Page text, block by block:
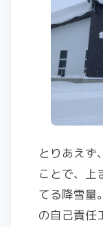
とりあえず
ことで、上
てる降雪量
の自己責任